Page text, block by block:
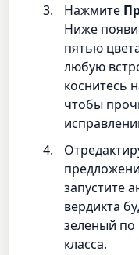
Нажмите
Ниже
пятью
любую
коснитесь
чтобы
запустите
вердикта
зеленый
класса.